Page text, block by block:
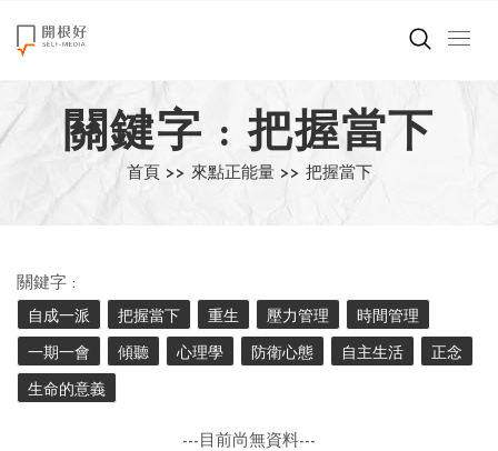
來點正能量
世界在想什麼
創造美好生活
職場商業經濟
影片專區
關鍵字 : 把握當下
首頁 >> 來點正能量 >> 把握當下
關鍵字 :
自成一派
把握當下 重生 壓力管理 時間管理
一期一會 傾聽 心理學 防衛心態 自主生活 正念
生命的意義
---目前尚無資料---